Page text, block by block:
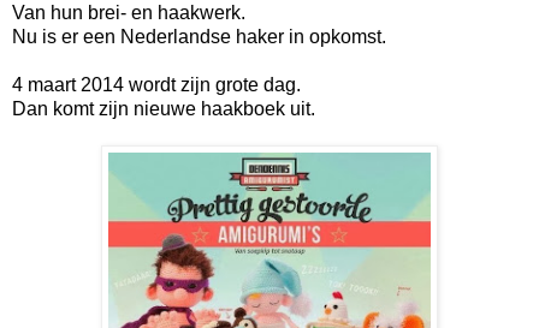
Van hun brei- en haakwerk.
Nu is er een Nederlandse haker in opkomst.
4 maart 2014 wordt zijn grote dag.
Dan komt zijn nieuwe haakboek uit.